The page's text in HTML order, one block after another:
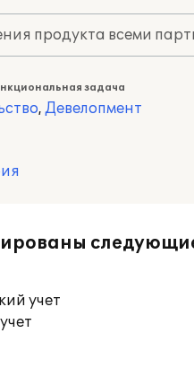
продукта всеми
задача
, Девелопмент
учет